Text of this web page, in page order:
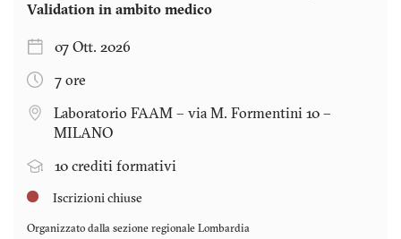
Validation in ambito medico
07 Ott. 2026
7 ore
Laboratorio FAAM – via M. Formentini 10 –
MILANO
10 crediti formativi
Iscrizioni chiuse
Organizzato dalla sezione regionale Lombardia